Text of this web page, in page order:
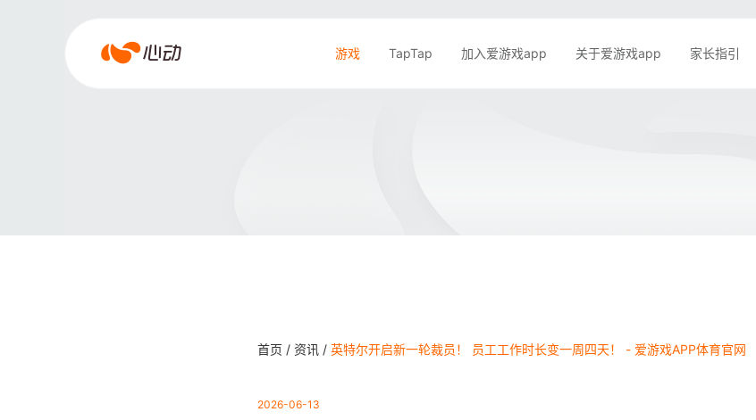
爱
游戏 TapTap 加入爱游戏app 关于爱游戏app 家长指引
首页 / 资讯 / 英特尔开启新一轮裁员！ 员工工作时长变一周四天！ - 爱游戏APP体育官网
2026-06-13